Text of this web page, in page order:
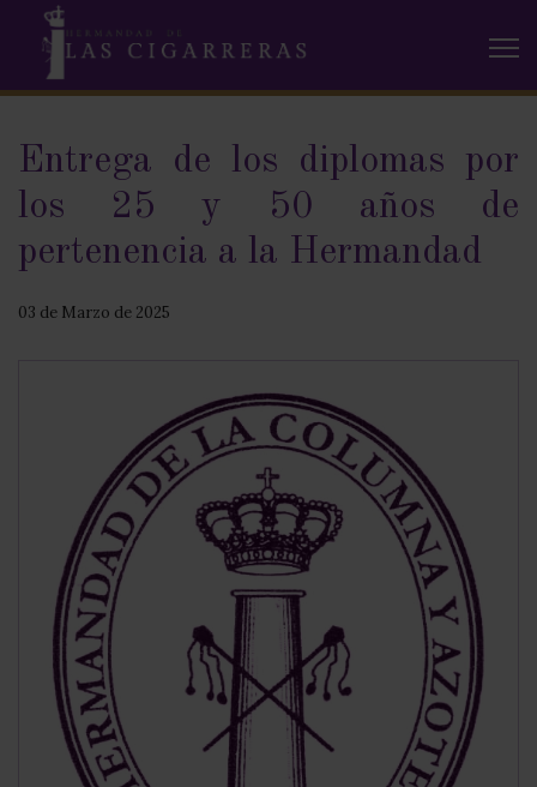
Entrega de los diplomas por
los 25 y 50 años de
pertenencia a la Hermandad
03 de Marzo de 2025